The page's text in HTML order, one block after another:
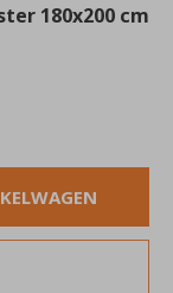
180x200 cm